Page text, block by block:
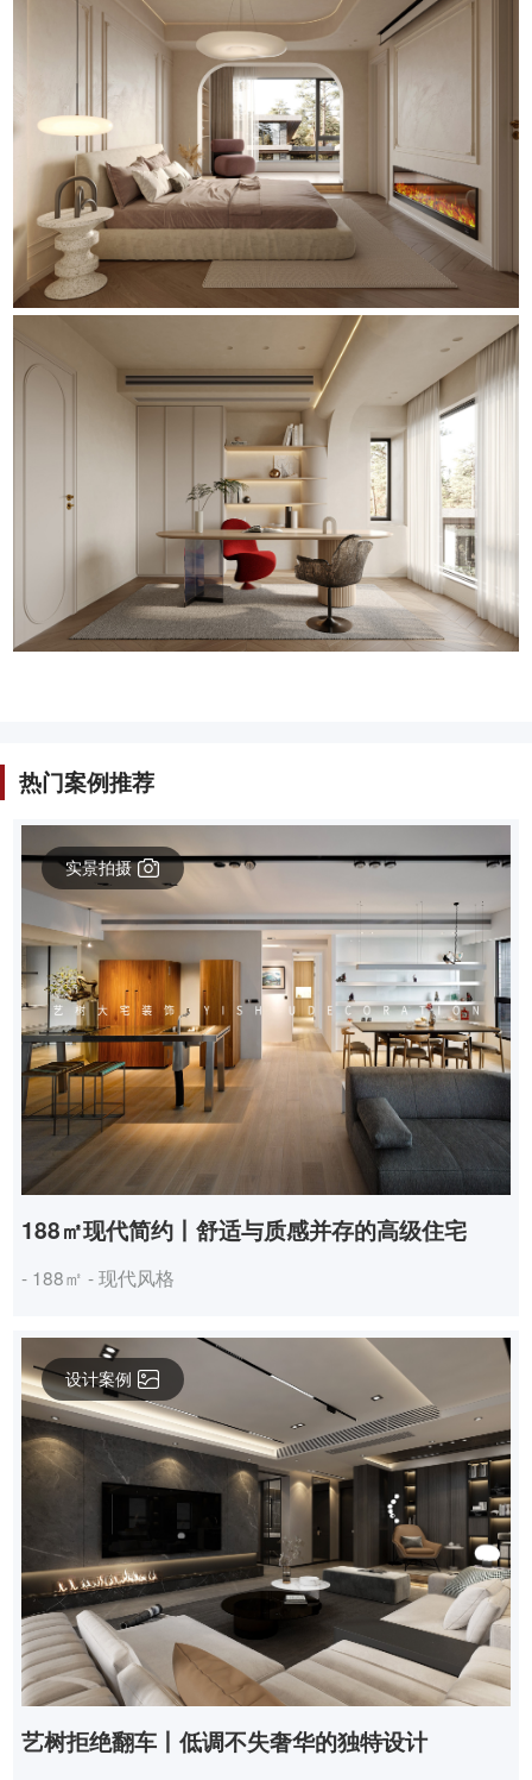
热门案例推荐
实景拍摄
188㎡现代简约丨舒适与质感并存的高级住宅
- 188㎡ - 现代风格
设计案例
艺树拒绝翻车丨低调不失奢华的独特设计